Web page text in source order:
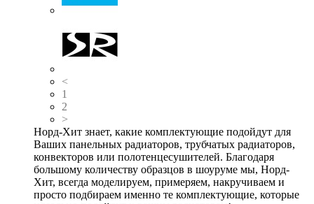
<
1
2
>
Норд-Хит знает, какие комплектующие подойдут для
Ваших панельных радиаторов, трубчатых радиаторов,
конвекторов или полотенцесушителей. Благодаря
большому количеству образцов в шоуруме мы, Норд-
Хит, всегда моделируем, примеряем, накручиваем и
просто подбираем именно те комплектующие, которые